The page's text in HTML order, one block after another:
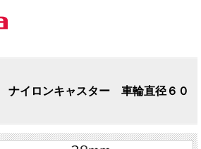
ナイロンキャスター 車輪直径６０